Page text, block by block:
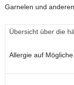
Garnelen und
Übersicht über die
Allergie auf